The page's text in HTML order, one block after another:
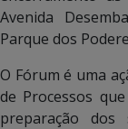
Avenida
Parque dos
O Fórum é uma
de Processos
preparação dos